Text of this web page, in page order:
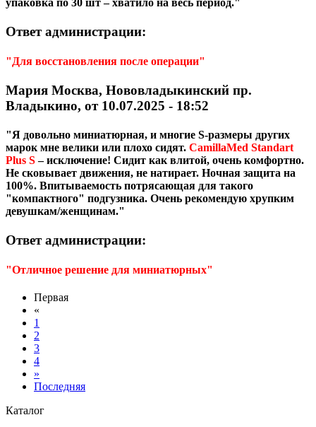
упаковка по 30 шт – хватило на весь период."
Ответ администрации:
"Для восстановления после операции"
Мария Москва, Нововладыкинский пр.
Владыкино, от 10.07.2025 - 18:52
"Я довольно миниатюрная, и многие S-размеры других
марок мне велики или плохо сидят. CamillaMed Standart
Plus S– исключение! Сидит как влитой, очень комфортно.
Не сковывает движения, не натирает. Ночная защита на
100%. Впитываемость потрясающая для такого
"компактного" подгузника. Очень рекомендую хрупким
девушкам/женщинам."
Ответ администрации:
"Отличное решение для миниатюрных"
Первая
«
1
2
3
4
»
Последняя
Каталог